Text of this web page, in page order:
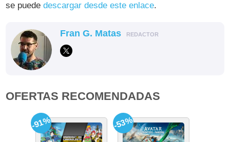
se puededescargar desde este enlace.
Fran G. Matas REDACTOR
OFERTAS RECOMENDADAS
-91% -53%